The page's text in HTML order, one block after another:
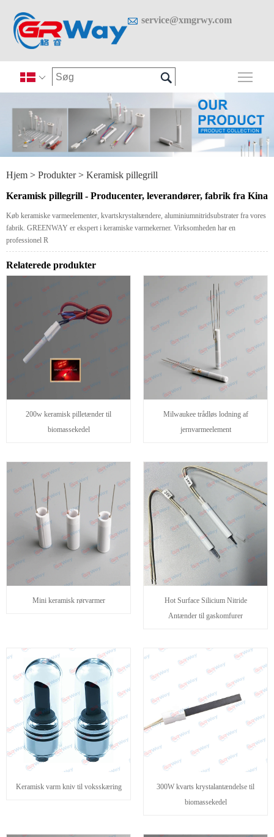
 service@xmgrwy.com
 
Hjem > Produkter > Keramisk pillegrill
Keramisk pillegrill - Producenter, leverandører, fabrik fra Kina
Køb keramiske varmeelementer, kvartskrystaltændere, aluminiumnitridsubstrater fra vores
fabrik. GREENWAY er ekspert i keramiske varmekerner. Virksomheden har en
professionel R
Relaterede produkter
200w keramisk pilletænder til
biomassekedel
Milwaukee trådløs lodning af
jernvarmeelement
Mini keramisk rørvarmer
Hot Surface Silicium Nitride
Antænder til gaskomfurer
Keramisk varm kniv til voksskæring
300W kvarts krystalantændelse til
biomassekedel